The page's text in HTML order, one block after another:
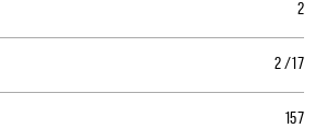
2
2 /17
157